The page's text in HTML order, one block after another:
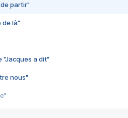
de partir"
de là"
"Jacques a dit"
nous"